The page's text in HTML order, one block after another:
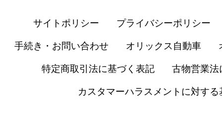
サイトポリシー プライバシーポリシー
手続き・お問い合わせ オリックス自動車
特定商取引法に基づく表記 古物営業法
カスタマーハラスメントに対する